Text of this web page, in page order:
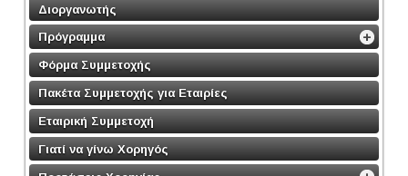
Διοργανωτής
Πρόγραμμα
Φόρμα Συμμετοχής
Πακέτα Συμμετοχής για Εταιρίες
Εταιρική Συμμετοχή
Γιατί να γίνω Χορηγός